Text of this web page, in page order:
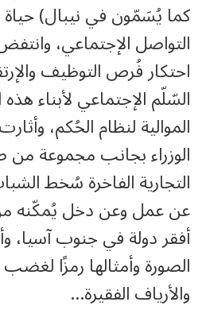
كما يُسَمّون في نيبال)
التواصل الإجتماعي،
احتكار فُرص التوظيف
السّلّم الإجتماعي لأبناء هذه
الموالية لنظام الحُكم،
الوزراء بجانب مجموعة من
التجارية الفاخرة سُخط
عن عمل وعن دخل يُمكّنه
أفقر دولة في جنوب
الصورة وأمثالها رمزًا
والأرياف الفقيرة…